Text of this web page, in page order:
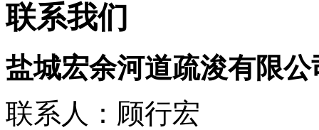
联系我们
盐城宏余河道疏浚有限公
联系人：顾行宏